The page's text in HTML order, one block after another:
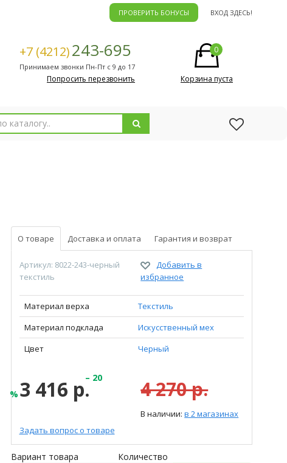
ПРОВЕРИТЬ БОНУСЫ ВХОД ЗДЕСЬ!
+7 (4212)243-695
Принимаем звонки Пн-Пт с 9 до 17
Попросить перезвонить
0
Корзина пуста
О товаре Доставка и оплата Гарантия и возврат
Артикул: 8022-243-черный
текстиль
Добавить в
избранное
Материал верха
Текстиль
Материал подклада
Искусственный мех
Цвет
Черный
3 416 р.– 20
%
Задать вопрос о товаре
4 270 р.
В наличии:в 2 магазинах
Вариант товара
Количество